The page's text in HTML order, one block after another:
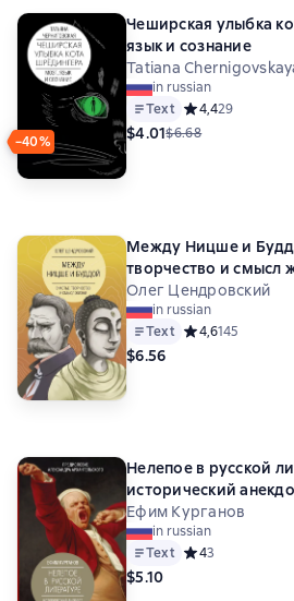
−40%
Чеширская улыбка
язык и сознание
Tatiana
in russian
Text Средний
4,429
$4.01$6.68
Между Ницше и
творчество и смысл
Олег Цендровский
in russian
Text Средний
4,6145
$6.56
Нелепое в русской
исторический
Ефим Курганов
in russian
Text Средний
43
$5.10